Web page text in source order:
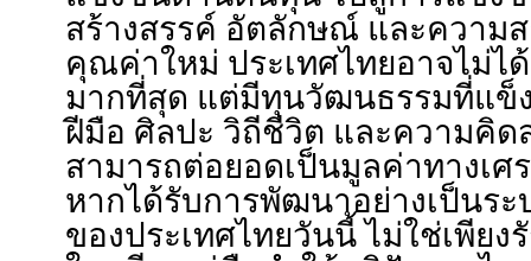
สร้างสรรค์ อัตลักษณ์ และความ
คุณค่าใหม่ ประเทศไทยอาจไม่
มากที่สุด แต่มีทุนวัฒนธรรมที่แข็
ฝีมือ ศิลปะ วิถีชีวิต และความคิด
สามารถต่อยอดเป็นมูลค่าทางเศ
หากได้รับการพัฒนาอย่างเป็นร
ของประเทศไทยวันนี้ ไม่ใช่เพีย